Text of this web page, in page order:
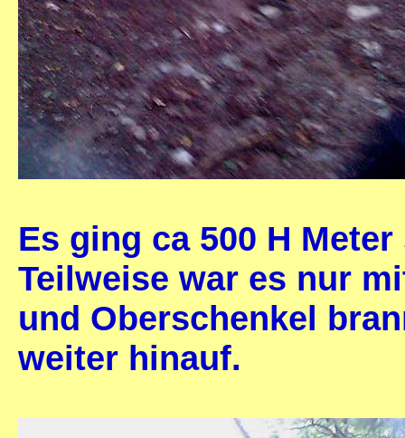
Es ging ca 500 H
Teilweise war es nur
und Oberschenkel
weiter hinauf.